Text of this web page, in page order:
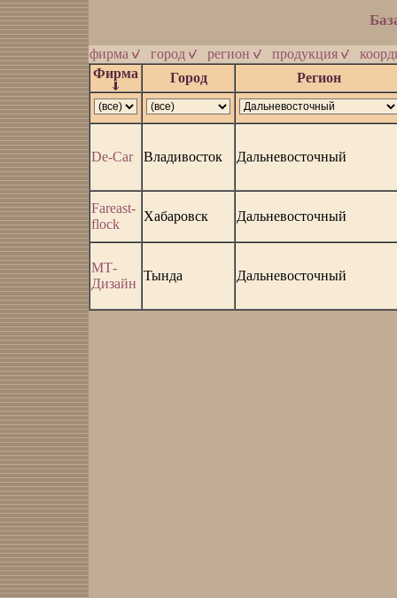
фирма город регион продукция
Фирма
Город Регион
De-Car Владивосток Дальневосточный
Fareast-
flock
Хабаровск Дальневосточный
МТ-
Дизайн
Тында Дальневосточный